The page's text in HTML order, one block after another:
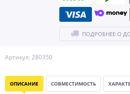
Артикул: 280350
ПОДРОБНЕЕ О
ОПИСАНИЕ СОВМЕСТИМОСТЬ